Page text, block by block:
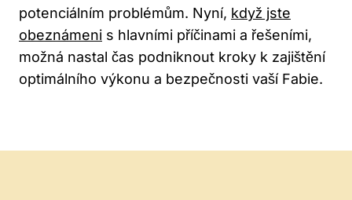
potenciálním problémům. Nyní, když jste
obeznámeni s hlavními příčinami a řešeními,‌
možná nastal čas podniknout kroky k zajištění
optimálního ‌výkonu ‌a‍ bezpečnosti vaší Fabie.